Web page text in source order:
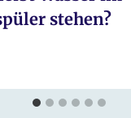
stehen?